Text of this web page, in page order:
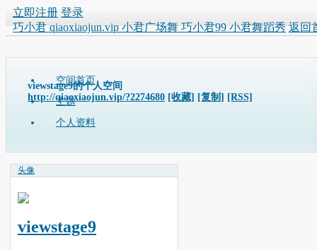
立即注册 登录
巧小君 qiaoxiaojun.vip 小君广场舞 巧小君99 小君舞蹈秀 返回
viewstage9的个人空间
http://qiaoxiaojun.vip/?2274680 [收藏] [复制] [RSS]
空间首页
主题
个人资料
头像
viewstage9